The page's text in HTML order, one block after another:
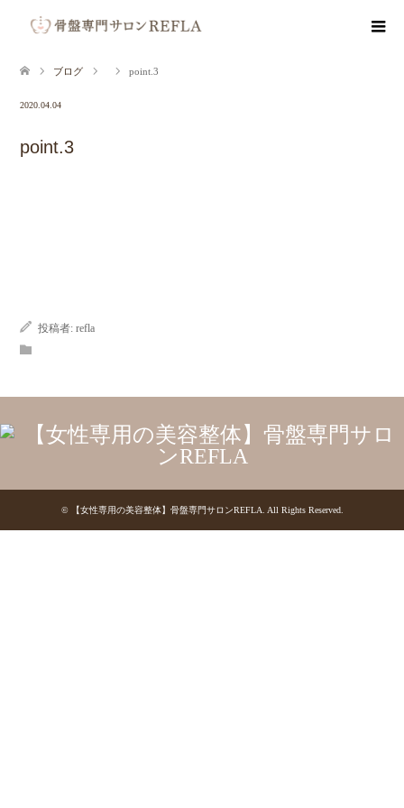
ブログ point.3
2020.04.04
point.3
投稿者: refla
© 【女性専用の美容整体】骨盤専門サロンREFLA. All Rights Reserved.